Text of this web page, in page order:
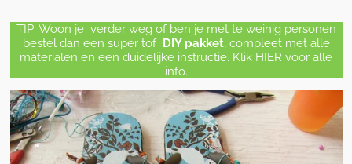
TIP: Woon je verder weg of ben je met te weinig personen
bestel dan een super tof
DIY pakket, compleetmet alle
materialen en een duidelijke instructie. Klik HIER voor alle
info.